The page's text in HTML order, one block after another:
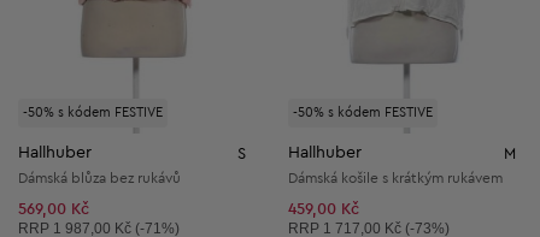
-50% s kódem FESTIVE
Hallhuber S
Dámská blůza bez rukávů
569,00 Kč
Doporučená cena:
RRP 1 987,00 Kč (-71%)
-50% s kódem FESTIVE
Hallhuber M
Dámská košile s krátkým rukávem
459,00 Kč
Doporučená cena:
RRP 1 717,00 Kč (-73%)